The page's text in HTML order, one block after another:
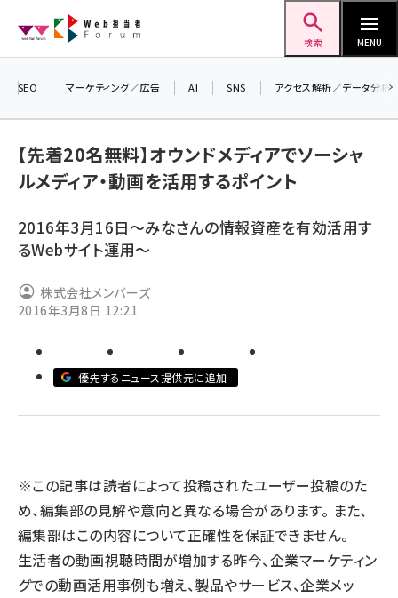
ン
検索 MENU
ai (2820)
note (2322)
z世代 (1629)
SEO マーケティング／広告 AI SNS アクセス解析／データ分析
【先着20名無料】オウンドメディアでソーシャ
ルメディア・動画を活用するポイント
2016年3月16日～みなさんの情報資産を有効活用す
るWebサイト運用～
株式会社メンバーズ
2016年3月8日 12:21
優先するニュース提供元に追加
※この記事は読者によって投稿されたユーザー投稿のた
め、編集部の見解や意向と異なる場合があります。 また、
編集部はこの内容について正確性を保証できません。
生活者の動画視聴時間が増加する昨今、企業マーケティン
グでの動画活用事例も増え、製品やサービス、企業メッ